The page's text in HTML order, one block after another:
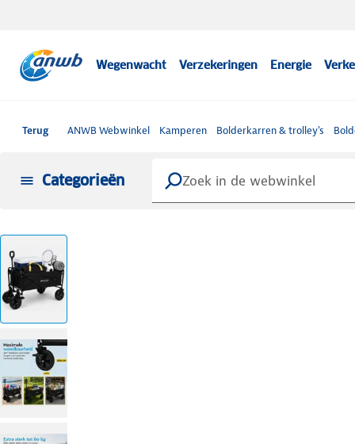
Wegenwacht Verzekeringen Energie
Terug ANWB Webwinkel Kamperen Bolderkarren & trolley's
Categorieën